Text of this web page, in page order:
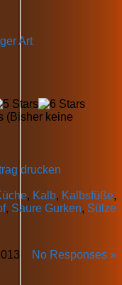
Art
(Bisher keine
drucken
, Kalb, Kalbsfüße,
, Saure Gurken, Sülze
No Responses »